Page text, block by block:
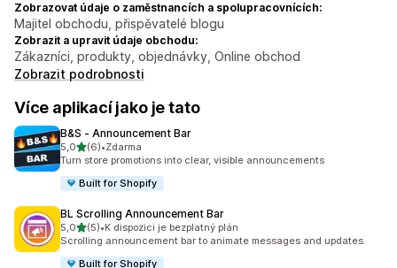
Zobrazovat údaje o zaměstnancích a spolupracovnících:
Majitel obchodu, přispěvatelé blogu
Zobrazit a upravit údaje obchodu:
Zákazníci, produkty, objednávky, Online obchod
Zobrazit podrobnosti
Více aplikací jako je tato
B&S ‑ Announcement Bar
5,0z 5 hvězd
(6)
Celkový počet recenzí: 6
•Zdarma
Turn store promotions into clear, visible announcements
Built for Shopify
BL Scrolling Announcement Bar
5,0z 5 hvězd
(5)
Celkový počet recenzí: 5
•K dispozici je bezplatný plán
Scrolling announcement bar to animate messages and updates.
Built for Shopify